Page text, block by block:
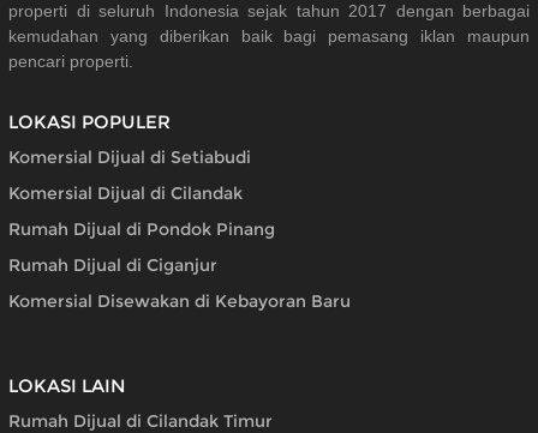
properti di seluruh Indonesia sejak tahun 2017 dengan berbagai
kemudahan yang diberikan baik bagi pemasang iklan maupun
pencari properti.
LOKASI POPULER
Komersial Dijual di Setiabudi
Komersial Dijual di Cilandak
Rumah Dijual di Pondok Pinang
Rumah Dijual di Ciganjur
Komersial Disewakan di Kebayoran Baru
LOKASI LAIN
Rumah Dijual di Cilandak Timur